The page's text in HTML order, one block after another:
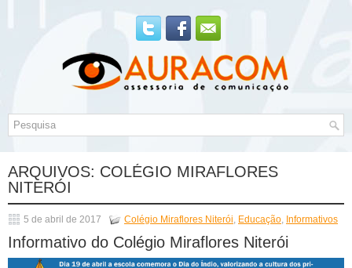
ARQUIVOS: COLÉGIO MIRAFLORES
NITERÓI
5 de abril de 2017 Colégio Miraflores Niterói, Educação, Informativos
Informativo do Colégio Miraflores Niterói